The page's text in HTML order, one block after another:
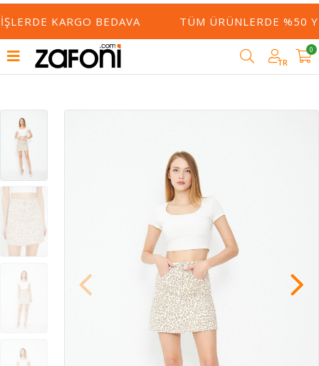
KARGO BEDAVA TÜM ÜRÜNLERDE %50
TR
0